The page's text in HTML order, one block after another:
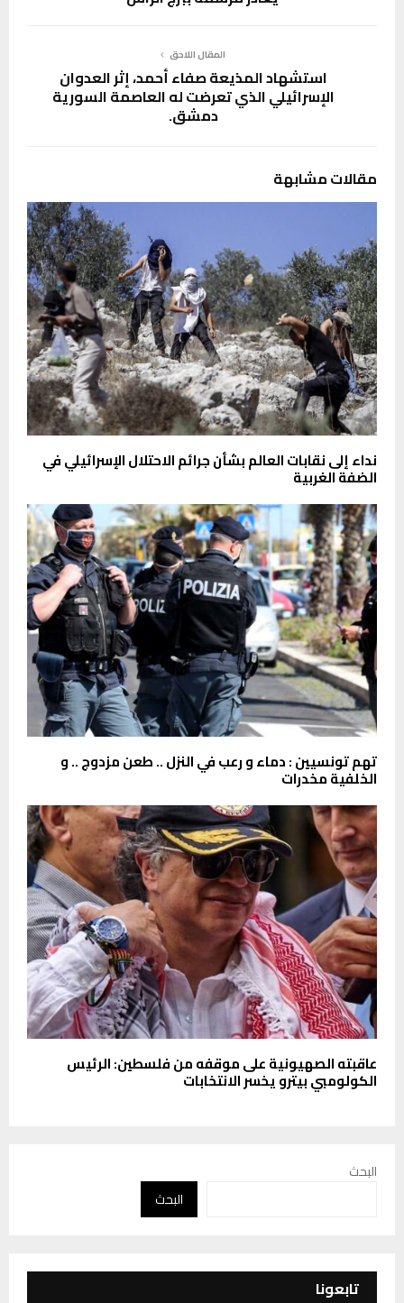
المقال اللاحق
استشهاد المذيعة صفاء أحمد، إثر العدوان
الإسرائيلي الذي تعرضت له العاصمة السورية
دمشق.
مقالات مشابهة
نداء إلى نقابات العالم بشأن جرائم الاحتلال الإسرائيلي في
الضفة الغربية
تهم تونسيين : دماء و رعب في النزل .. طعن مزدوج .. و
الخلفية مخدرات
عاقبته الصهيونية على موقفه من فلسطين: الرئيس
الكولومبي بيترو يخسر الانتخابات
البحث
البحث
تابعونا